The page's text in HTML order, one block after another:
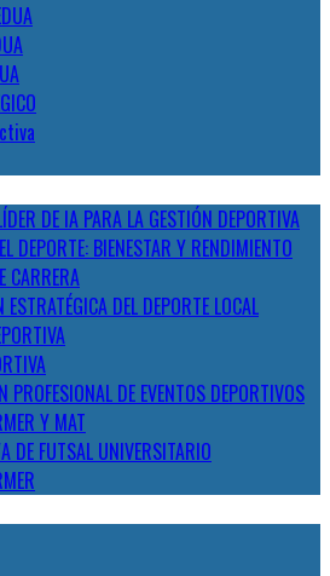
DE IA PARA LA GESTIÓN DEPORTIVA
DEPORTE: BIENESTAR Y RENDIMIENTO
CARRERA
DEL DEPORTE LOCAL
PROFESIONAL DE EVENTOS DEPORTIVOS
Y MAT
DE FUTSAL UNIVERSITARIO